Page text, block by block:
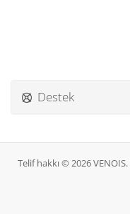
Destek
Telif hakkı © 2026 VENOIS.